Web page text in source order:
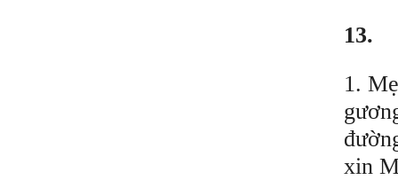
13.
1.
xin